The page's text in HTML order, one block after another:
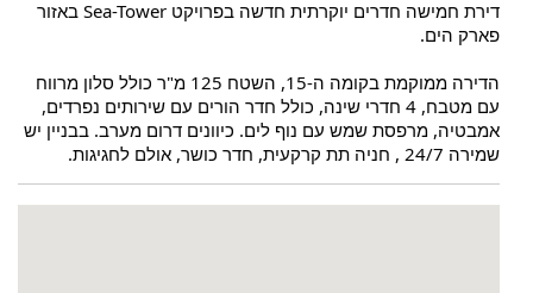
פארק הים.
הדירה ממוקמת בקומה ה-15, השטח 125 מ"ר
שמירה 24/7 , חניה תת קרקעית, חדר כושר, אולם לחגיגות.